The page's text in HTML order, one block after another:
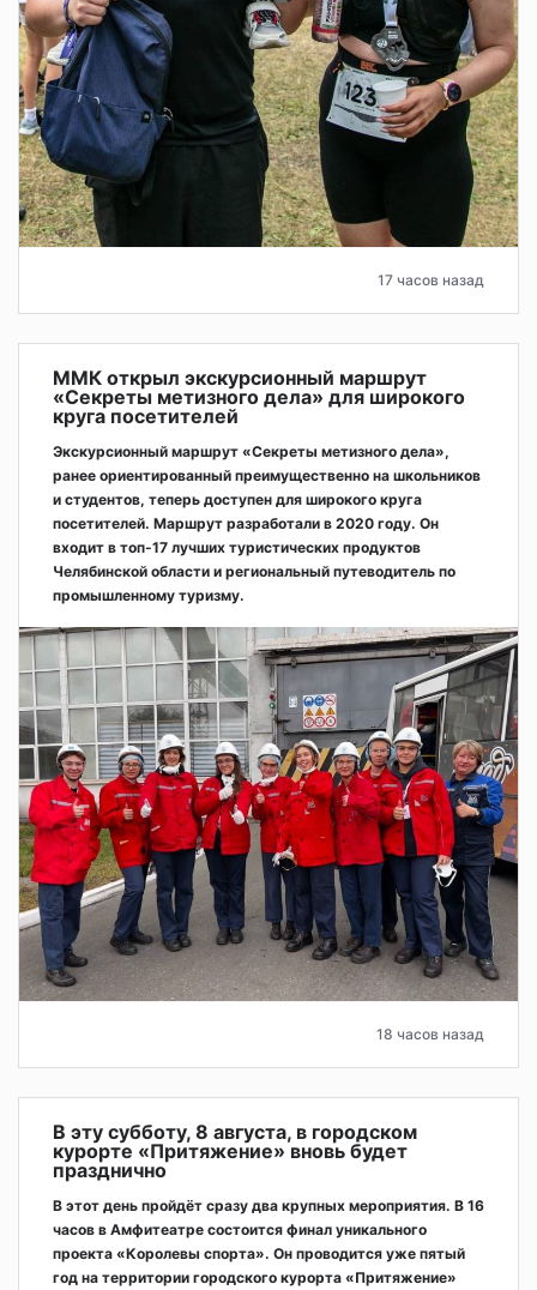
17 часов назад
ММК открыл экскурсионный маршрут
«Секреты метизного дела» для широкого
круга посетителей
Экскурсионный маршрут «Секреты метизного дела»,
ранее ориентированный преимущественно на школьников
и студентов, теперь доступен для широкого круга
посетителей. Маршрут разработали в 2020 году. Он
входит в топ-17 лучших туристических продуктов
Челябинской области и региональный путеводитель по
промышленному туризму.
18 часов назад
В эту субботу, 8 августа, в городском
курорте «Притяжение» вновь будет
празднично
В этот день пройдёт сразу два крупных мероприятия. В 16
часов в Амфитеатре состоится финал уникального
проекта «Королевы спорта». Он проводится уже пятый
год на территории городского курорта «Притяжение»